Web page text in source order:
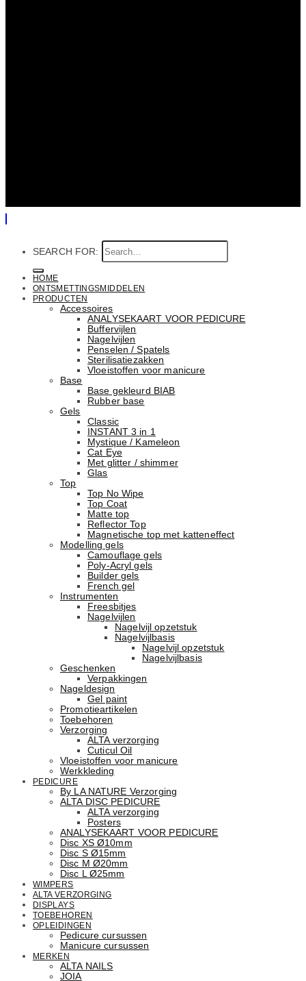
SEARCH FOR:
HOME
ONTSMETTINGSMIDDELEN
PRODUCTEN
Accessoires
ANALYSEKAART VOOR PEDICURE
Buffervijlen
Nagelvijlen
Penselen / Spatels
Sterilisatiezakken
Vloeistoffen voor manicure
Base
Basе gekleurd BIAB
Rubber basе
Gels
Classic
INSTANT 3 in 1
Mystique / Kameleon
Cat Eye
Met glitter / shimmer
Glas
Top
Top No Wipe
Top Coat
Matte top
Reflector Top
Magnetische top met katteneffect
Modelling gels
Camouflage gels
Poly-Acryl gels
Builder gels
French gel
Instrumenten
Freesbitjes
Nagelvijlen
Nagelvijl opzetstuk
Nagelvijlbasis
Nagelvijl opzetstuk
Nagelvijlbasis
Geschenken
Verpakkingen
Nageldesign
Gel paint
Promotieartikelen
Toebehoren
Verzorging
ALTA verzorging
Cuticul Oil
Vloeistoffen voor manicure
Werkkleding
PEDICURE
By LA NATURE Verzorging
ALTA DISC PEDICURE
ALTA verzorging
Posters
ANALYSEKAART VOOR PEDICURE
Disc XS Ø10mm
Disc S Ø15mm
Disc M Ø20mm
Disc L Ø25mm
WIMPERS
ALTA VERZORGING
DISPLAYS
TOEBEHOREN
OPLEIDINGEN
Pedicure cursussen
Manicure cursussen
MERKEN
ALTA NAILS
JOIA